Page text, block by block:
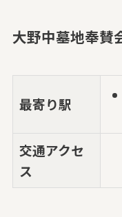
大野中墓地奉賛
最寄り駅
交通アクセ
ス